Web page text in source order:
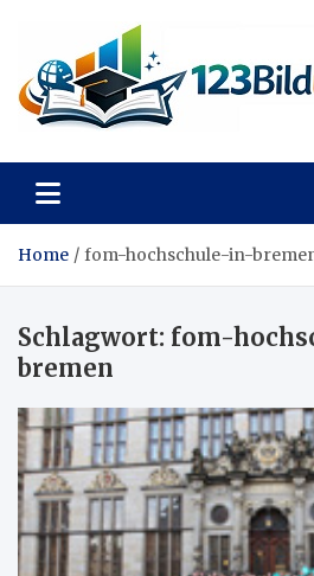
content
123Bildung
Home fom-hochschule-in-
Schlagwort: fom-
bremen